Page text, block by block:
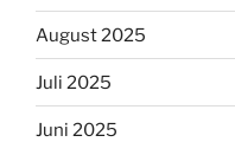
August 2025
Juli 2025
Juni 2025